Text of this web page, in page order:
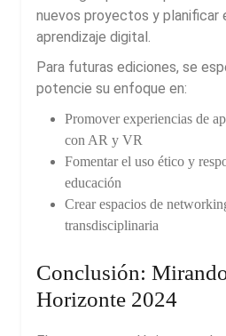
nuevos proyectos y planificar
aprendizaje digital.
Para futuras ediciones, se
potencie su enfoque en:
Promover experiencias de
con AR y VR
Fomentar el uso ético y
educación
Crear espacios de
transdisciplinaria
Conclusión:
Horizonte 2024